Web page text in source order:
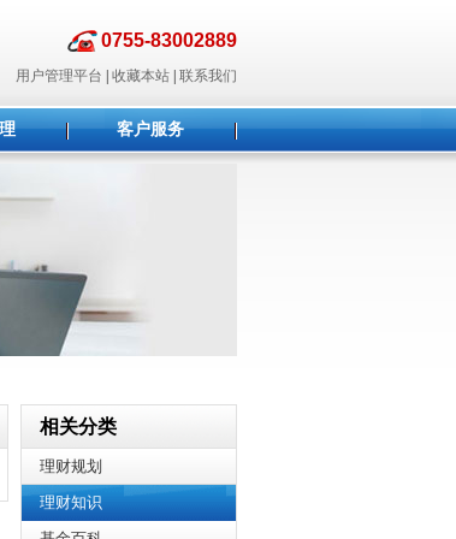
0755-83002889
用户管理平台 收藏本站 联系我们
客户服务
相关分类
理财规划
理财知识